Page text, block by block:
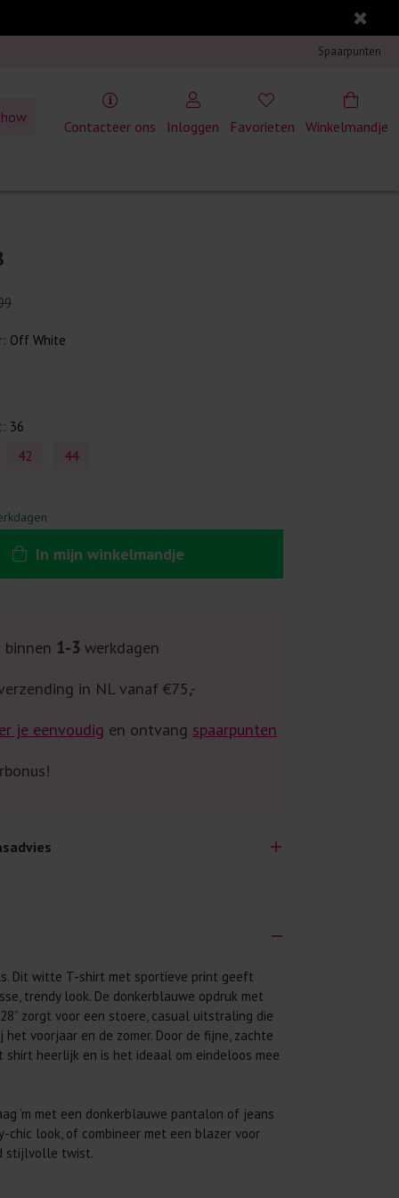
Spaarpunten
Winkelmandje
Contacteer ons Inloggen Favorieten
Off White
36
42
44
In mijn winkelmandje
binnen 1-3werkdagen
in NL vanaf €75,-
je eenvoudig en ontvang spaarpunten
lang plezier hebben van je nieuwe kleding.
wij een aantal algemene was-tips:
even het was-etiket.
binnenste buiten. Dat beschermt de
met wasmiddel. Per kledingstuk is een drupje
mogelijk. Op 20 of 30 graden wassen is vaak
Dit witte T-shirt met sportieve print geeft
trendy look. De donkerblauwe opdruk met
zorgt voor een stoere, casual uitstraling die
voorjaar en de zomer. Door de fijne, zachte
heerlijk en is het ideaal om eindeloos mee
‘m met een donkerblauwe pantalon of jeans
chic look, of combineer met een blazer voor
stijlvolle twist.